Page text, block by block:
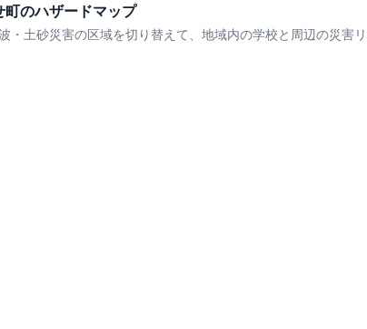
町のハザードマップ
・土砂災害の区域を切り替えて、地域内の学校と周辺の災害リ